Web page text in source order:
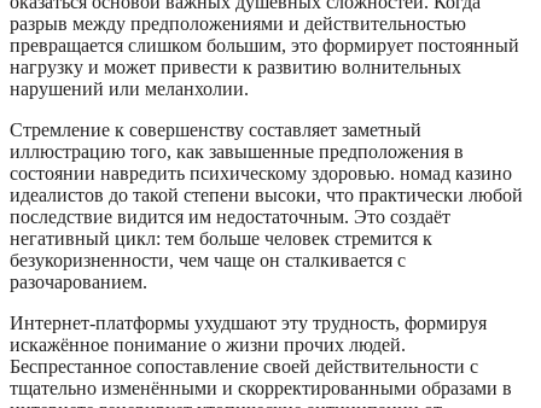
разрыв между предположениями и действительностью
превращается слишком большим, это формирует постоянный
нагрузку и может привести к развитию волнительных
нарушений или меланхолии.
Стремление к совершенству составляет заметный
иллюстрацию того, как завышенные предположения в
состоянии навредить психическому здоровью. номад казино
идеалистов до такой степени высоки, что практически любой
последствие видится им недостаточным. Это создаёт
негативный цикл: тем больше человек стремится к
безукоризненности, чем чаще он сталкивается с
разочарованием.
Интернет-платформы ухудшают эту трудность, формируя
искажённое понимание о жизни прочих людей.
Беспрестанное сопоставление своей действительности с
тщательно изменёнными и скорректированными образами в